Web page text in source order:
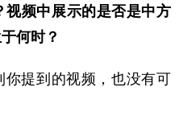
频中展示的是否是中方
何时？
你提到的视频，也没有可